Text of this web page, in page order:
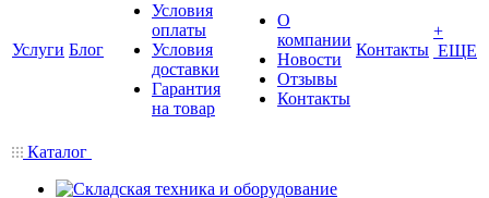
Услуги Блог
Условия
оплаты
Условия
доставки
Гарантия
на товар
О
компании
Новости
Отзывы
Контакты
Контакты
+
ЕЩЕ
Каталог